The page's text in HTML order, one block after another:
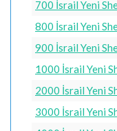
700 İsrail Yeni
800 İsrail Yeni
900 İsrail Yeni
1000 İsrail Yeni
2000 İsrail Yeni
3000 İsrail Yeni